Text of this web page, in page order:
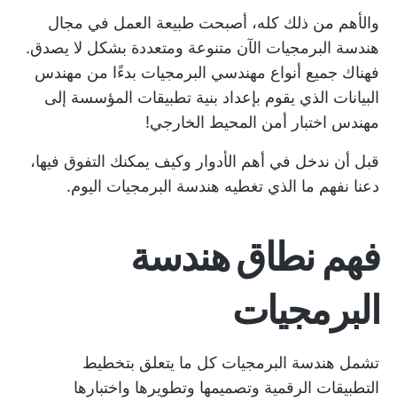
والأهم من ذلك كله، أصبحت طبيعة العمل في مجال
هندسة البرمجيات الآن متنوعة ومتعددة بشكل لا يصدق.
فهناك جميع أنواع مهندسي البرمجيات بدءًا من مهندس
البيانات الذي يقوم بإعداد بنية تطبيقات المؤسسة إلى
مهندس اختبار أمن المحيط الخارجي!
قبل أن ندخل في أهم الأدوار وكيف يمكنك التفوق فيها،
دعنا نفهم ما الذي تغطيه هندسة البرمجيات اليوم.
فهم نطاق هندسة
البرمجيات
تشمل هندسة البرمجيات كل ما يتعلق بتخطيط
التطبيقات الرقمية وتصميمها وتطويرها واختبارها